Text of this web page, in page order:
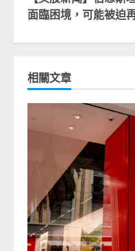
面臨困境，可能被迫
相關文章